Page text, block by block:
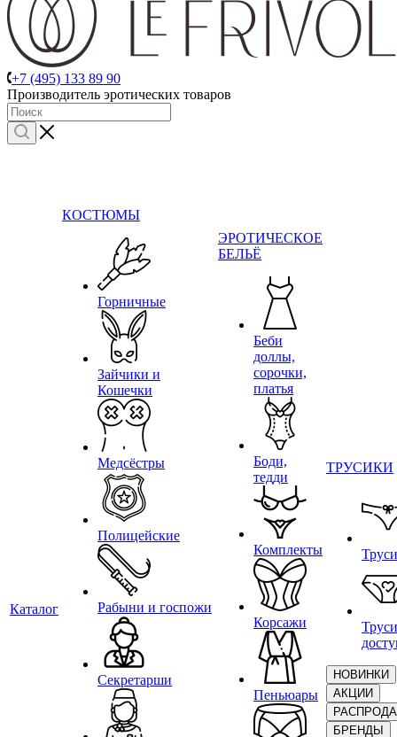
+7 (495) 133 89 90
Производитель эротических товаров
Каталог
КОСТЮМЫ
Горничные
Зайчики и
Кошечки
Медсёстры
Полицейские
Рабыни и госпожи
Секретарши
ЭРОТИЧЕСКОЕ
БЕЛЬЁ
Беби
доллы,
сорочки,
платья
Боди,
тедди
Комплекты
Корсажи
Пеньюары
ТРУСИКИ
НОВИНКИ
АКЦИИ
БРЕНДЫ